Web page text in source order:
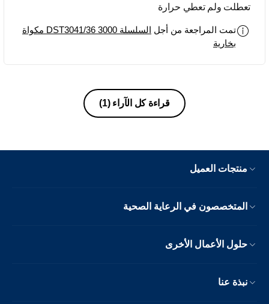
تعطلت ولم تعطي حرارة
تمت المراجعة من أجل
السلسلة 3000 DST3041/36 مكواة
بخارية
قراءة كل الآراء(1)
منتجات العميل
المتخصصون في الرعاية الصحية
حلول الأعمال الأخرى
نبذة عنا